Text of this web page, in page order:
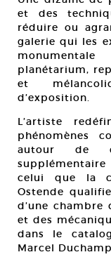
et des
réduire ou
galerie qui les
planétarium,
et
d’exposition.
L’artiste
phénomènes
autour de
celui que la
Ostende
d’une chambre
et des
dans le
Marcel